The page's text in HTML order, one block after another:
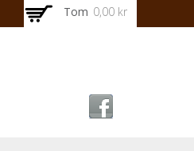
Tom 0,00 kr